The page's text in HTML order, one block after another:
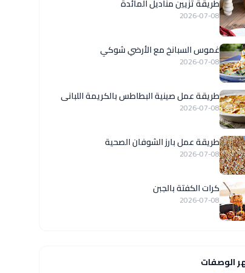
طريقة تزيين مناديل المائدة
2026-07-08
غموس السبانخ مع الأرضي شوكي
2026-07-08
طريقة عمل صينية البطاطس بالكريمة اللبانى
2026-07-08
طريقة عمل بارز الشوفان الصحية
2026-07-08
كرات الكفتة بالجبن
2026-07-08
الوصفات